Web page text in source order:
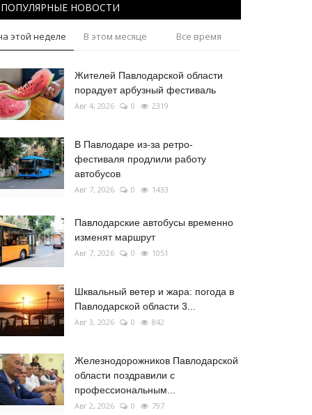
ПОПУЛЯРНЫЕ НОВОСТИ
этой неделе В этом месяце Все время
Жителей Павлодарской области
порадует арбузный фестиваль
Авг 4, 2026 0 2319
В Павлодаре из-за ретро-
фестиваля продлили работу
автобусов
Авг 7, 2026 0 1433
Павлодарские автобусы временно
изменят маршрут
Авг 7, 2026 0 1051
Шквальный ветер и жара: погода в
Павлодарской области 3...
Авг 3, 2026 0 842
Железнодорожников Павлодарской
области поздравили с
профессиональным...
Авг 2, 2026 0 797